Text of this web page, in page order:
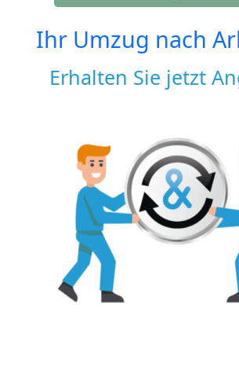
Ihr Umzug nach
Erhalten Sie jetzt